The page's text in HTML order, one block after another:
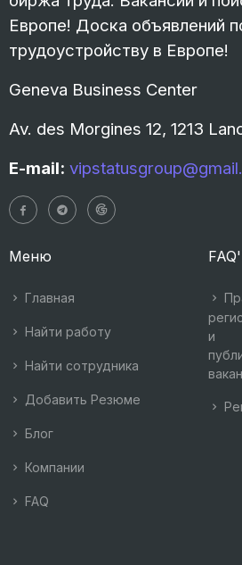
Европе! Доска объявлений
трудоустройству в Европе!
Geneva Business Center
Av. des Morgines 12, 1213
E-mail:
Меню
Главная
Найти работу
Найти сотрудника
Добавить Резюме
Блог
Компании
FAQ
и